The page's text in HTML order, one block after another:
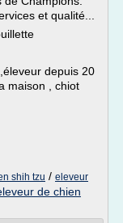
et qualité...
depuis 20
maison , chiot
shih tzu / eleveur
de chien